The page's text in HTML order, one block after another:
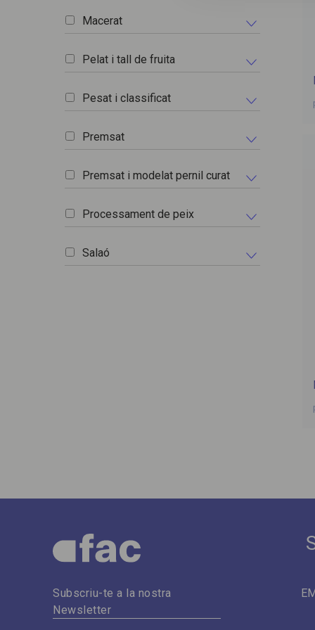
Macerat
Pelat i tall de fruita
Pesat i classificat
Premsat
Premsat i modelat pernil curat
Processament de peix
Salaó
Subscriu-te a la nostra
Newsletter